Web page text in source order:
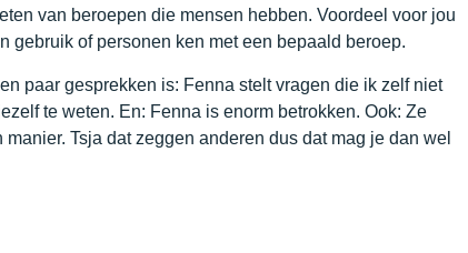
van beroepen die mensen hebben. Voordeel voor jou
gebruik of personen ken met een bepaald beroep.
paar gesprekken is: Fenna stelt vragen die ik zelf niet
te weten. En: Fenna is enorm betrokken. Ook: Ze
Tsja dat zeggen anderen dus dat mag je dan wel